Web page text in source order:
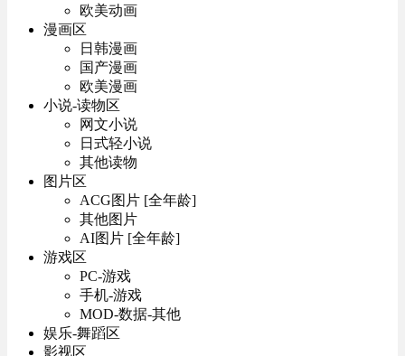
欧美动画
漫画区
日韩漫画
国产漫画
欧美漫画
小说-读物区
网文小说
日式轻小说
其他读物
图片区
ACG图片 [全年龄]
其他图片
AI图片 [全年龄]
游戏区
PC-游戏
手机-游戏
MOD-数据-其他
娱乐-舞蹈区
影视区